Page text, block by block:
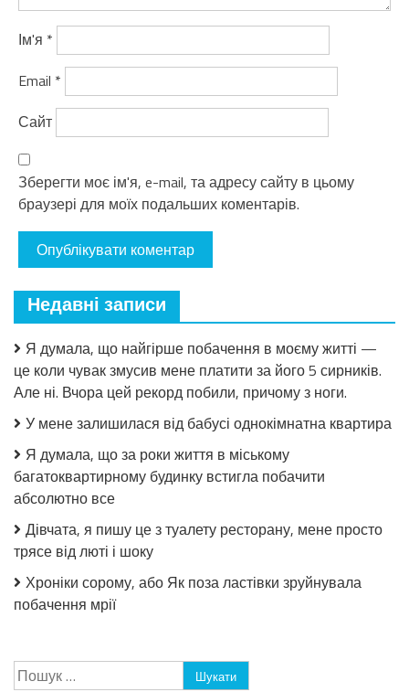
Ім'я *
Email *
Сайт
Зберегти моє ім'я, e-mail, та адресу сайту в цьому
браузері для моїх подальших коментарів.
Недавні записи
Я думала, що найгірше побачення в моєму житті —
це коли чувак змусив мене платити за його 5 сирників.
Але ні. Вчора цей рекорд побили, причому з ноги.
У мене залишилася від бабусі однокімнатна квартира
Я думала, що за роки життя в міському
багатоквартирному будинку встигла побачити
абсолютно все
Дівчата, я пишу це з туалету ресторану, мене просто
трясе від люті і шоку
Хроніки сорому, або Як поза ластівки зруйнувала
побачення мрії
Пошук: